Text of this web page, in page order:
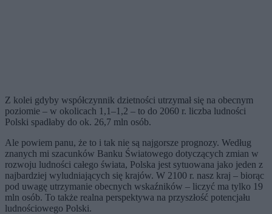
Z kolei gdyby współczynnik dzietności utrzymał się na obecnym
poziomie – w okolicach 1,1–1,2 – to do 2060 r. liczba ludności
Polski spadłaby do ok. 26,7 mln osób.
Ale powiem panu, że to i tak nie są najgorsze prognozy. Według
znanych mi szacunków Banku Światowego dotyczących zmian w
rozwoju ludności całego świata, Polska jest sytuowana jako jeden z
najbardziej wyludniających się krajów. W 2100 r. nasz kraj – biorąc
pod uwagę utrzymanie obecnych wskaźników – liczyć ma tylko 19
mln osób. To także realna perspektywa na przyszłość potencjału
ludnościowego Polski.